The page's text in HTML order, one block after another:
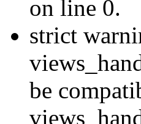
on line 0.
strict
be